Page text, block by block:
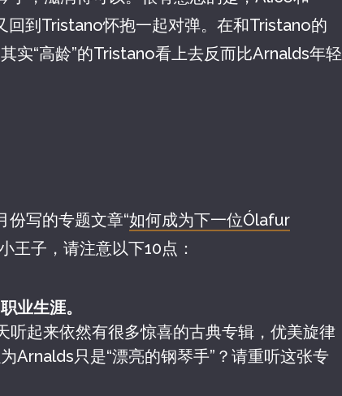
到Tristano怀抱一起对弹。在和Tristano的
实“高龄”的Tristano看上去反而比Arnalds年轻
份写的专题文章“如何成为下一位Ólafur
王子，请注意以下10点：
业生涯。
起来依然有很多惊喜的古典专辑，优美旋律
Arnalds只是“漂亮的钢琴手”？请重听这张专